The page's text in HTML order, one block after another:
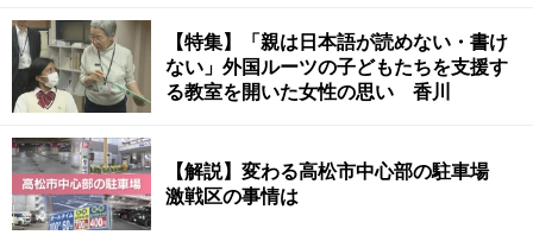
【特集】「親は日本語が読めない・書け
ない」外国ルーツの子どもたちを支援す
る教室を開いた女性の思い 香川
【解説】変わる高松市中心部の駐車場
激戦区の事情は